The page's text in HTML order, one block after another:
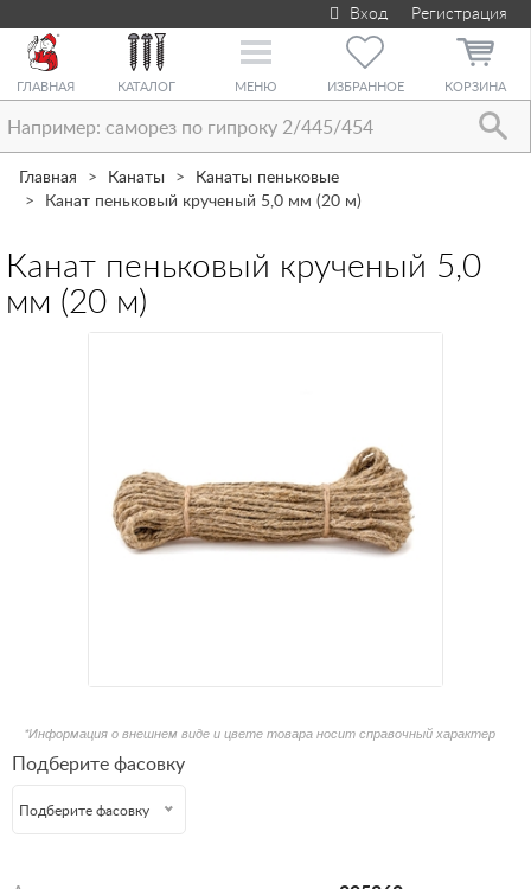
Вход Регистрация
ГЛАВНАЯ КАТАЛОГ
Toggle
МЕНЮ ИЗБРАННОЕ КОРЗИНА
Главная Канаты
Канаты пеньковые
Канат пеньковый крученый 5,0 мм (20 м)
Канат пеньковый крученый 5,0
мм (20 м)
*Информация о внешнем виде и цвете товара носит справочный характер
Подберите фасовку
Подберите фасовку